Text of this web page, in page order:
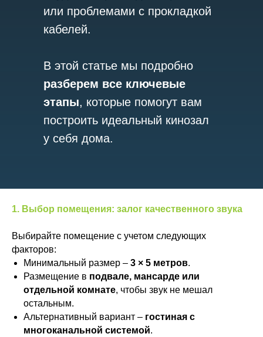
или проблемами с прокладкой
кабелей.
В этой статье мы подробно
разберем все ключевые
этапы, которые помогут вам
построить идеальный кинозал
у себя дома.
1. Выбор помещения: залог качественного звука
Выбирайте помещение с учетом следующих
факторов:
Минимальный размер – 3 × 5 метров.
Размещение в подвале, мансарде или
отдельной комнате, чтобы звук не мешал
остальным.
Альтернативный вариант – гостиная с
многоканальной системой.